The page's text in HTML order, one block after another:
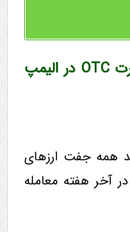
دارایی هایی که در آخر هفته به صورت OTC در الیمپ
همه جفت ارزهای
در آخر هفته معامله